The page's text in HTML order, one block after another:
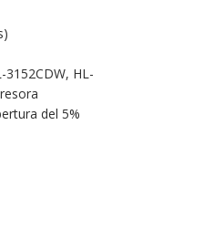
3152CDW, HL-
del 5%